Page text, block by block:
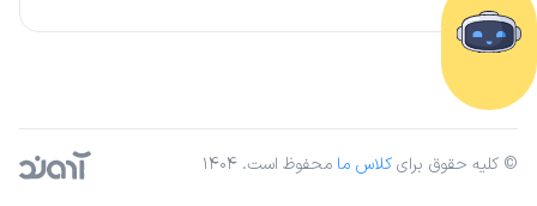
© کلیه حقوق برایکلاس ما محفوظ است. ۱۴۰۴